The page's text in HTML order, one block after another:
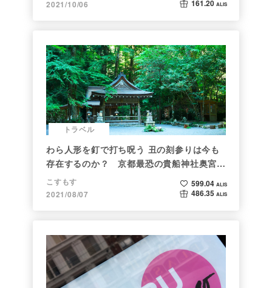
2021/10/06 161.20 ALIS
トラベル
わら人形を釘で打ち呪う 丑の刻参りは今も
存在するのか？ 京都最恐の貴船神社奥宮を
調べた
こすもす
2021/08/07
599.04 ALIS
486.35 ALIS